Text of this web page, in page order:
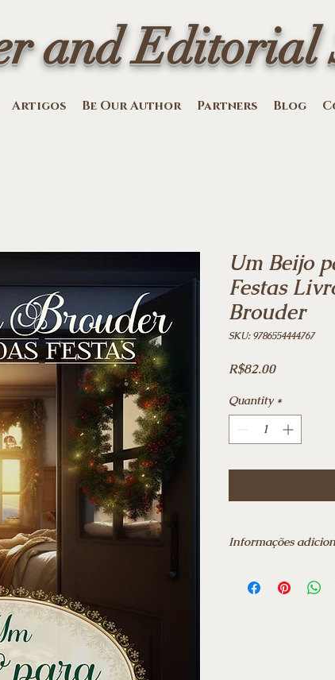
and Editorial
Artigos Be Our Author Partners Blog
Um Beijo
Festas
Brouder
SKU: 9786554444767
R$82.00Price
Quantity *
Informações
Edição: ‎ 1ª